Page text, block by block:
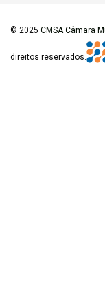
© 2025 CMSA Câmara
direitos reservados.